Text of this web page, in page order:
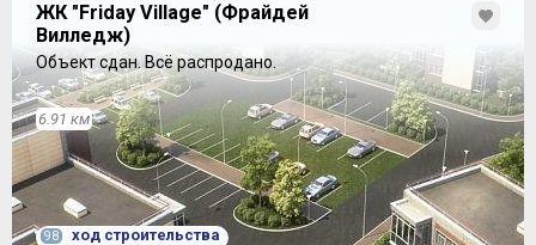
ЖК "Friday Village" (Фрайдей
Вилледж)
Объект сдан.Всё распродано.
6.91 км
98 ход строительства